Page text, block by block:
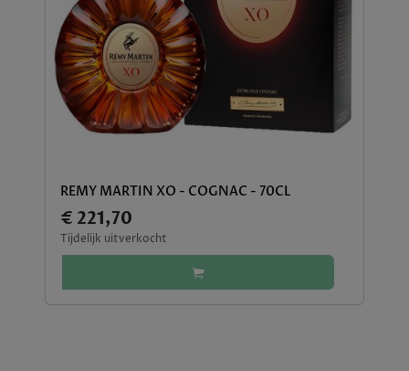
REMY MARTIN XO - COGNAC - 70CL
€ 221,70
Tijdelijk uitverkocht